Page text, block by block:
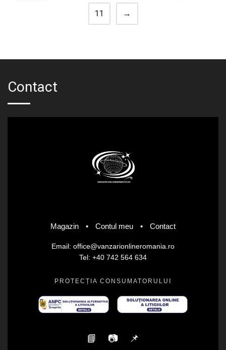
11 →
Contact
Magazin • Contul meu • Contact
Email: office@vanzarionlineromania.ro
Tel: +40 742 564 634
PROTECȚIA CONSUMATORULUI
📘 📷 📌